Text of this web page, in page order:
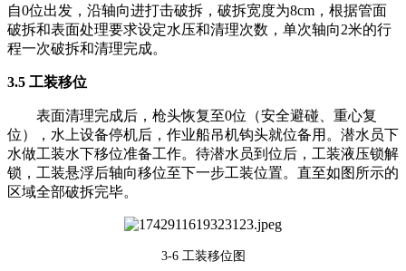
自0位出发，沿轴向进打击破拆，破拆宽度为8cm，根据管面
破拆和表面处理要求设定水压和清理次数，单次轴向2米的行
程一次破拆和清理完成。
3.5 工装移位
表面清理完成后，枪头恢复至0位（安全避碰、重心复
位），水上设备停机后，作业船吊机钩头就位备用。潜水员下
水做工装水下移位准备工作。待潜水员到位后，工装液压锁解
锁，工装悬浮后轴向移位至下一步工装位置。直至如图所示的
区域全部破拆完毕。
3-6 工装移位图